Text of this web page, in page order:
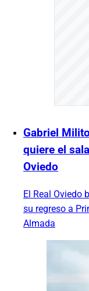
Gabriel
quiere el
Oviedo
El Real Oviedo
su regreso a
Almada